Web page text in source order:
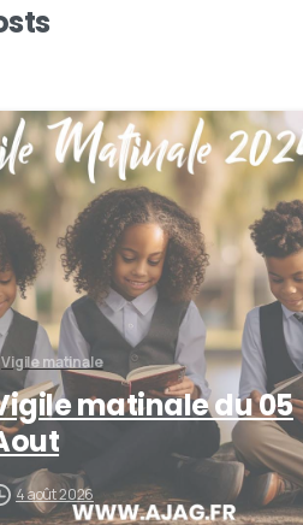
Vigile matinale
matinale du 05
4 août 2026